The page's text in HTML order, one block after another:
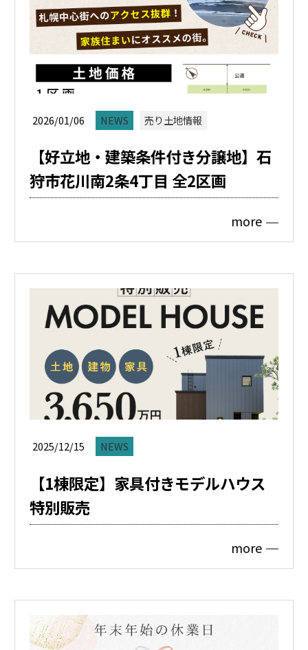
2026/01/06 NEWS 売り土地情報
【好立地・建築条件付き分譲地】石
狩市花川南2条4丁目 全2区画
more
2025/12/15 NEWS
【1棟限定】家具付きモデルハウス
特別販売
more